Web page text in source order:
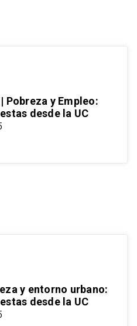
Pobreza y Empleo:
desde la UC
y entorno urbano:
desde la UC